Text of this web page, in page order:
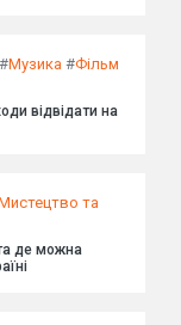
#Музика #Фільм
відвідати на
та
де можна